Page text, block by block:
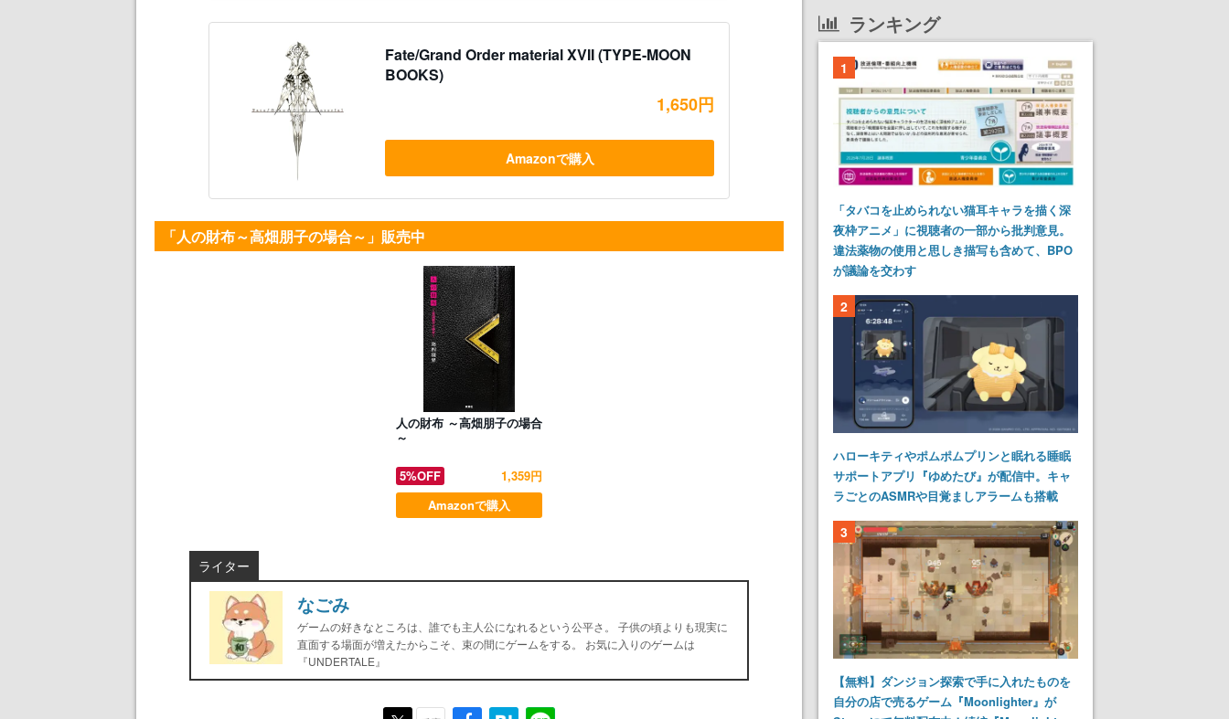
Fate/Grand Order material XVII (TYPE-MOON
BOOKS)
1,650円
Amazonで購入
「人の財布～高畑朋子の場合～」販売中
人の財布 ～高畑朋子の場合
～
5%OFF
1,359円
Amazonで購入
ライター
なごみ
ゲームの好きなところは、誰でも主人公になれるという公平さ。 子供の頃よりも現実に
直面する場面が増えたからこそ、束の間にゲームをする。 お気に入りのゲームは
『UNDERTALE』
ランキング
1
「タバコを止められない猫耳キャラを描く深
夜枠アニメ」に視聴者の一部から批判意見。
違法薬物の使用と思しき描写も含めて、BPO
が議論を交わす
2
ハローキティやポムポムプリンと眠れる睡眠
サポートアプリ『ゆめたび』が配信中。キャ
ラごとのASMRや目覚ましアラームも搭載
3
【無料】ダンジョン探索で手に入れたものを
自分の店で売るゲーム『Moonlighter』が